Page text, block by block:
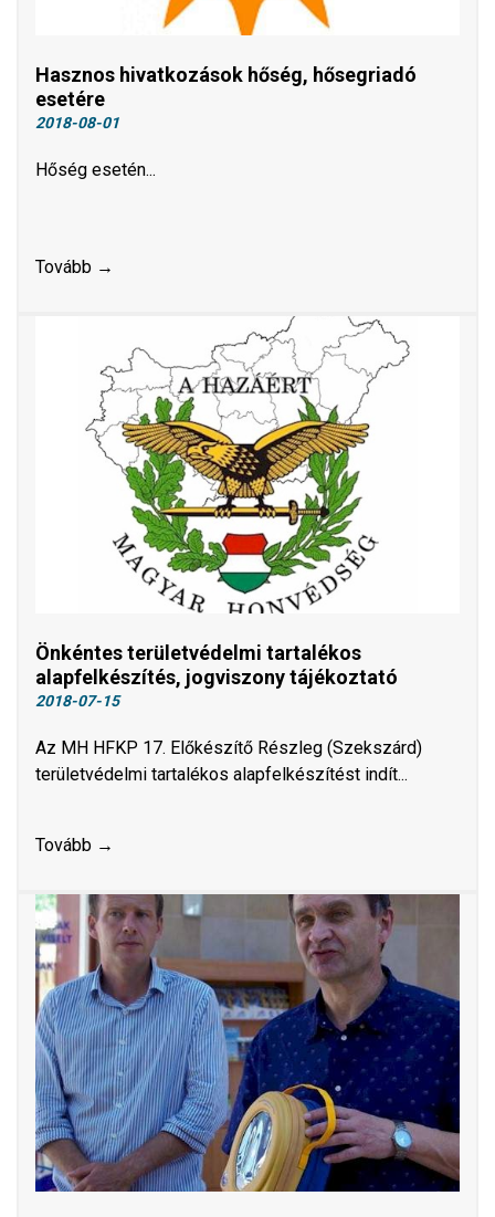
Hasznos hivatkozások hőség, hősegriadó
esetére
2018-08-01
Hőség esetén...
Tovább →
Önkéntes területvédelmi tartalékos
alapfelkészítés, jogviszony tájékoztató
2018-07-15
Az MH HFKP 17. Előkészítő Részleg (Szekszárd)
területvédelmi tartalékos alapfelkészítést indít...
Tovább →